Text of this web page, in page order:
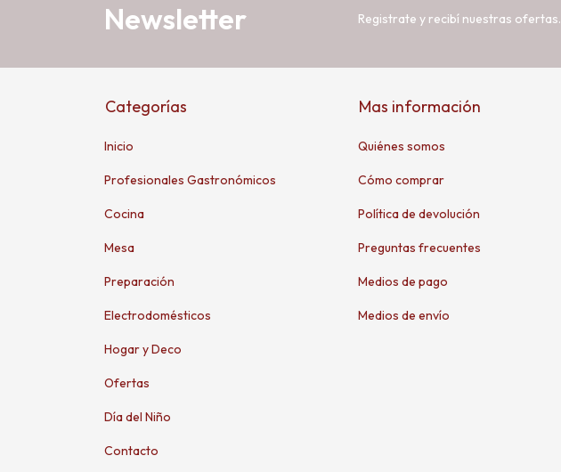
Newsletter Registrate y recibí nuestras ofertas.
Categorías
Inicio
Profesionales Gastronómicos
Cocina
Mesa
Preparación
Electrodomésticos
Hogar y Deco
Ofertas
Día del Niño
Contacto
Mas información
Quiénes somos
Cómo comprar
Política de devolución
Preguntas frecuentes
Medios de pago
Medios de envío